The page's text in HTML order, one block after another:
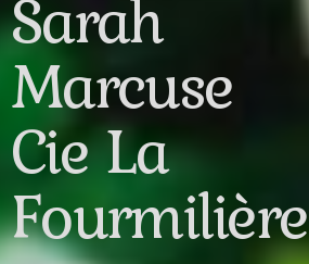
Marcuse
Cie La
Fourmilière